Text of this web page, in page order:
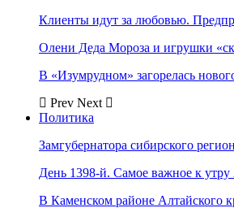
Клиенты идут за любовью.
Олени Деда Мороза и игрушки
В «Изумрудном» загорелась
Prev Next
Политика
Замгубернатора сибирского
День 1398-й. Самое важное к утру
В Каменском районе Алтайского